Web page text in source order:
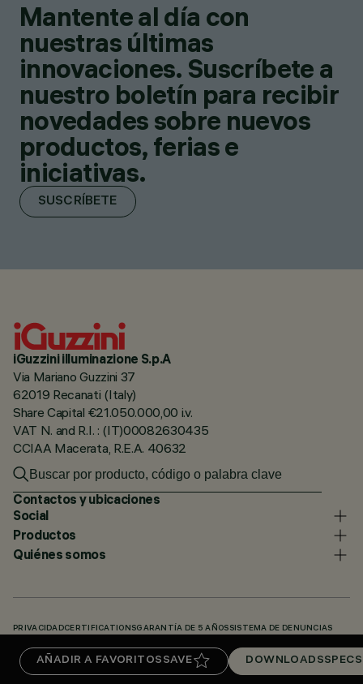
AÑADIR A FAVORITOS SAVE DOWNLOADSSPECS
Mantente al día con
nuestras últimas
innovaciones. Suscríbete a
nuestro boletín para recibir
novedades sobre nuevos
productos, ferias e
iniciativas.
SUSCRÍBETE
iGuzzini illuminazione S.p.A
Via Mariano Guzzini 37
62019 Recanati (Italy)
Share Capital €21.050.000,00 i.v.
VAT N. and R.I. : (IT)00082630435
CCIAA Macerata, R.E.A. 40632
Contactos y ubicaciones
Social
Productos
Quiénes somos
PRIVACIDADCERTIFICATIONSGARANTÍA DE 5 AÑOS SISTEMA DE DENUNCIAS
KNOWLEDGE BASE (LOGIN REQUIRED)DOWNLOADS